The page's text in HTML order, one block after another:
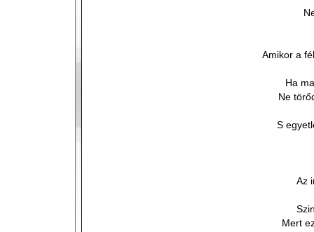
Amikor a
Ha
Ne
S
Az
Mert